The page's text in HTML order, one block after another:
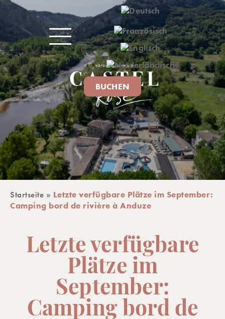
BUCHEN
Startseite » Letzte verfügbare Plätze im September:
Camping bord de rivière à Anduze
Letzte verfügbare
Plätze im
September:
Camping bord de